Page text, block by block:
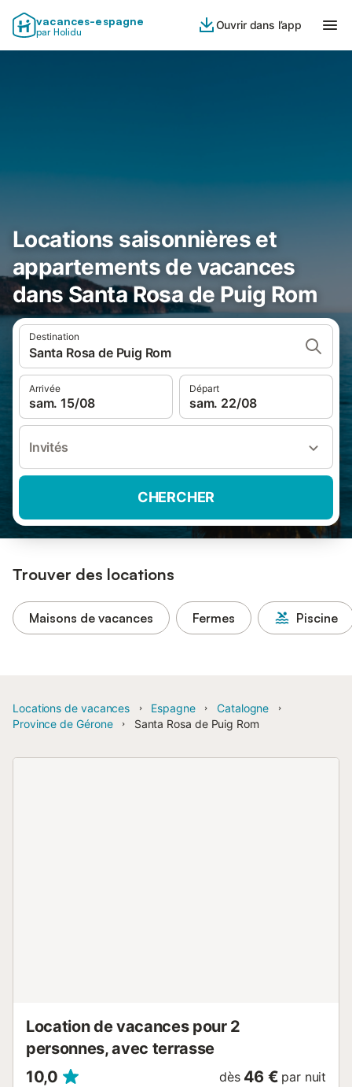
vacances-espagne
par Holidu
Ouvrir dans l’app
Locations saisonnières et
appartements de vacances
dans Santa Rosa de Puig Rom
Destination
Santa Rosa de Puig Rom
Arrivée
sam. 15/08
Départ
sam. 22/08
Invités
CHERCHER
Trouver des locations
Maisons de vacances Fermes Piscine
Locations de vacances Espagne
Catalogne
Province de Gérone
Santa Rosa de Puig Rom
Location de vacances pour 2
personnes, avec terrasse
10,0
dès 46 € par nuit